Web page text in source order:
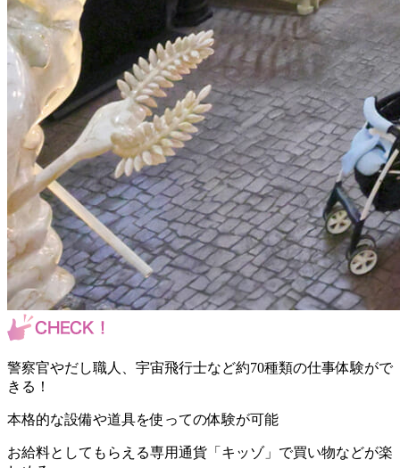
警察官やだし職人、宇宙飛行士など約70種類の仕事体験がで
きる！
本格的な設備や道具を使っての体験が可能
お給料としてもらえる専用通貨「キッゾ」で買い物などが楽